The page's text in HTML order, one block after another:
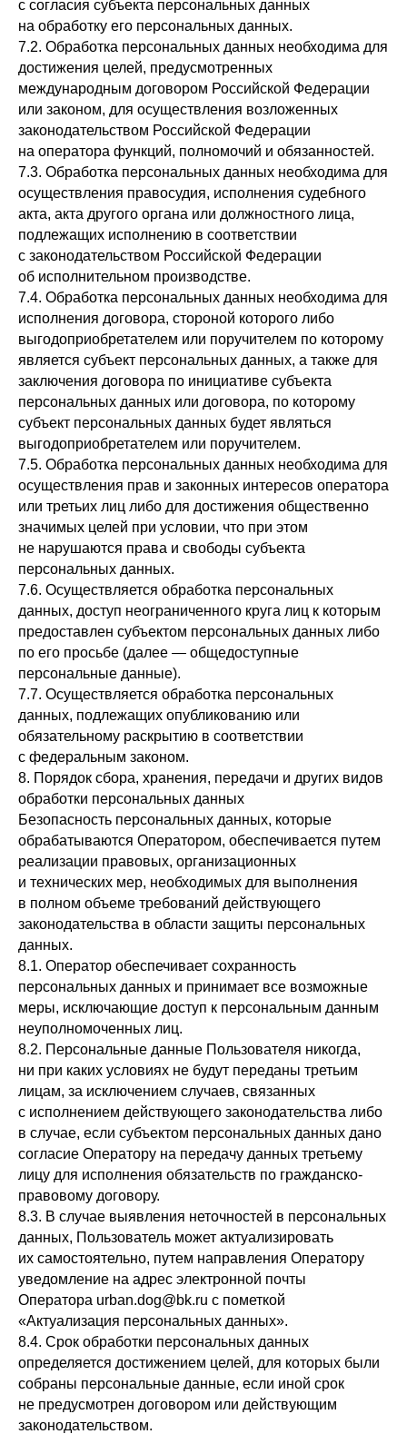
с согласия субъекта персональных данных
на обработку его персональных данных.
7.2. Обработка персональных данных необходима для
достижения целей, предусмотренных
международным договором Российской Федерации
или законом, для осуществления возложенных
законодательством Российской Федерации
на оператора функций, полномочий и обязанностей.
7.3. Обработка персональных данных необходима для
осуществления правосудия, исполнения судебного
акта, акта другого органа или должностного лица,
подлежащих исполнению в соответствии
с законодательством Российской Федерации
об исполнительном производстве.
7.4. Обработка персональных данных необходима для
исполнения договора, стороной которого либо
выгодоприобретателем или поручителем по которому
является субъект персональных данных, а также для
заключения договора по инициативе субъекта
персональных данных или договора, по которому
субъект персональных данных будет являться
выгодоприобретателем или поручителем.
7.5. Обработка персональных данных необходима для
осуществления прав и законных интересов оператора
или третьих лиц либо для достижения общественно
значимых целей при условии, что при этом
не нарушаются права и свободы субъекта
персональных данных.
7.6. Осуществляется обработка персональных
данных, доступ неограниченного круга лиц к которым
предоставлен субъектом персональных данных либо
по его просьбе (далее — общедоступные
персональные данные).
7.7. Осуществляется обработка персональных
данных, подлежащих опубликованию или
обязательному раскрытию в соответствии
с федеральным законом.
8. Порядок сбора, хранения, передачи и других видов
обработки персональных данных
Безопасность персональных данных, которые
обрабатываются Оператором, обеспечивается путем
реализации правовых, организационных
и технических мер, необходимых для выполнения
в полном объеме требований действующего
законодательства в области защиты персональных
данных.
8.1. Оператор обеспечивает сохранность
персональных данных и принимает все возможные
меры, исключающие доступ к персональным данным
неуполномоченных лиц.
8.2. Персональные данные Пользователя никогда,
ни при каких условиях не будут переданы третьим
лицам, за исключением случаев, связанных
с исполнением действующего законодательства либо
в случае, если субъектом персональных данных дано
согласие Оператору на передачу данных третьему
лицу для исполнения обязательств по гражданско-
правовому договору.
8.3. В случае выявления неточностей в персональных
данных, Пользователь может актуализировать
их самостоятельно, путем направления Оператору
уведомление на адрес электронной почты
Оператора urban.dog@bk.ru с пометкой
«Актуализация персональных данных».
8.4. Срок обработки персональных данных
определяется достижением целей, для которых были
собраны персональные данные, если иной срок
не предусмотрен договором или действующим
законодательством.